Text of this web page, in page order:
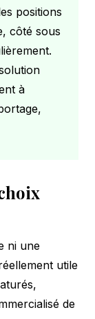
positions
côté sous
à
ni une
utile
de